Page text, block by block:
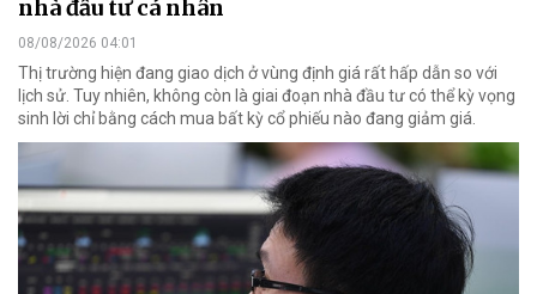
nhà đầu tư cá nhân
08/08/2026 04:01
Thị trường hiện đang giao dịch ở vùng định giá rất hấp dẫn so với
lịch sử. Tuy nhiên, không còn là giai đoạn nhà đầu tư có thể kỳ vọng
sinh lời chỉ bằng cách mua bất kỳ cổ phiếu nào đang giảm giá.